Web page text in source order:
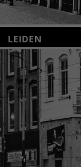
LEIDEN
Nieuwstraat 35
2312 KA Leiden
+31(0)71 – 52 84 480
info@kunsthuisleiden.nl
Lees meer